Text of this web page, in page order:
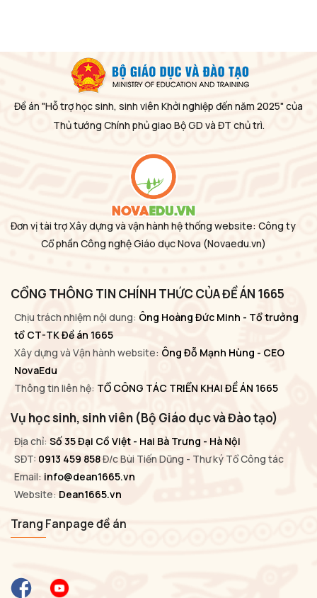
Đề án "Hỗ trợ học sinh, sinh viên Khởi nghiệp đến năm 2025" của
Thủ tướng Chính phủ giao Bộ GD và ĐT chủ trì.
Đơn vị tài trợ Xây dựng và vận hành hệ thống website: Công ty
Cổ phần Công nghệ Giáo dục Nova (Novaedu.vn)
CỔNG THÔNG TIN CHÍNH THỨC CỦA ĐỀ ÁN 1665
Chịu trách nhiệm nội dung: Ông Hoàng Đức Minh - Tổ trưởng
tổ CT-TK Đề án 1665
Xây dựng và Vận hành website: Ông Đỗ Mạnh Hùng - CEO
NovaEdu
Thông tin liên hệ: TỔ CÔNG TÁC TRIỂN KHAI ĐỀ ÁN 1665
Vụ học sinh, sinh viên (Bộ Giáo dục và Đào tạo)
Địa chỉ: Số 35 Đại Cồ Việt - Hai Bà Trưng - Hà Nội
SĐT: 0913 459 858Đ/c Bùi Tiến Dũng - Thư ký Tổ Công tác
Email: info@dean1665.vn
Website: Dean1665.vn
Trang Fanpage đề án